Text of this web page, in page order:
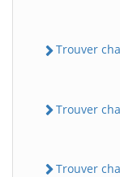
Trouver
Trouver
Trouver